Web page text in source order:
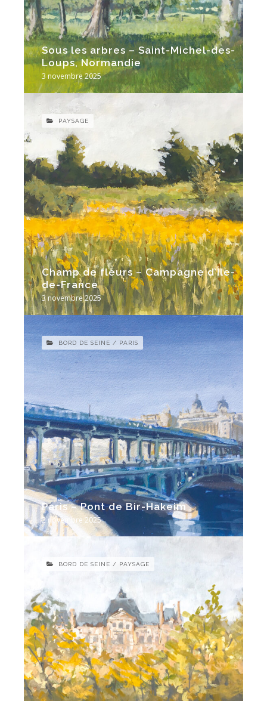
3 novembre 2025
Sous les arbres – Saint-Michel-des-
Loups, Normandie
3 novembre 2025
Champ de fleurs – Campagne d’Île-
de-France
PAYSAGE
2 novembre 2025
Paris – Pont de Bir-Hakeim
BORD DE SEINE / PARIS
BORD DE SEINE / PAYSAGE